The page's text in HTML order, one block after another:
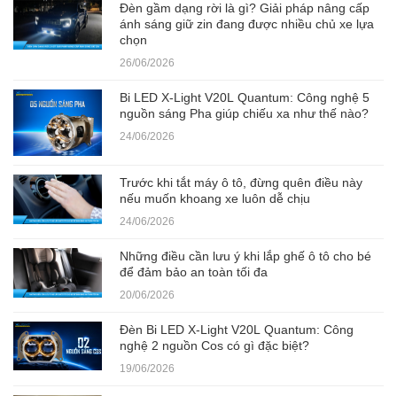
Đèn gầm dạng rời là gì? Giải pháp nâng cấp
ánh sáng giữ zin đang được nhiều chủ xe lựa
chọn
26/06/2026
Bi LED X-Light V20L Quantum: Công nghệ 5
nguồn sáng Pha giúp chiếu xa như thế nào?
24/06/2026
Trước khi tắt máy ô tô, đừng quên điều này
nếu muốn khoang xe luôn dễ chịu
24/06/2026
Những điều cần lưu ý khi lắp ghế ô tô cho bé
để đảm bảo an toàn tối đa
20/06/2026
Đèn Bi LED X-Light V20L Quantum: Công
nghệ 2 nguồn Cos có gì đặc biệt?
19/06/2026